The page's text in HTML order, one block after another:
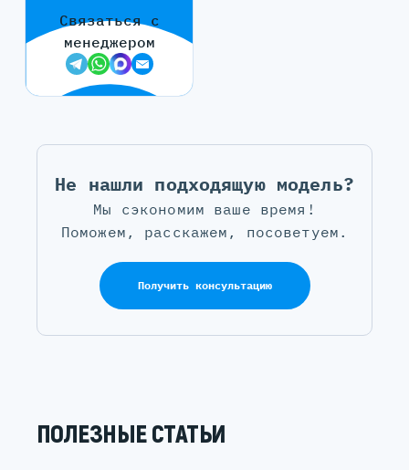
Связаться с
менеджером
Не нашли подходящую модель?
Мы сэкономим ваше время!
Поможем, расскажем, посоветуем.
Получить консультацию
ПОЛЕЗНЫЕ СТАТЬИ